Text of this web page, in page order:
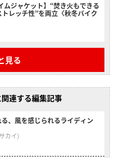
ムジャケット】“焚き火もできる
レッチ性”を両立〈秋冬バイク
見る
連する編集記事
、風を感じられるライディン
カイ)